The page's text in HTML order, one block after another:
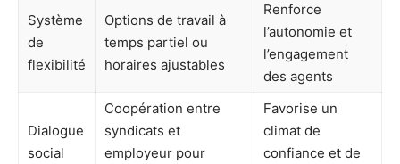
Système
de
flexibilité
Options de travail à
temps partiel ou
horaires ajustables
Renforce
l’autonomie et
l’engagement
des agents
Dialogue
social
Coopération entre
syndicats et
employeur pour
Favorise un
climat de
confiance et de